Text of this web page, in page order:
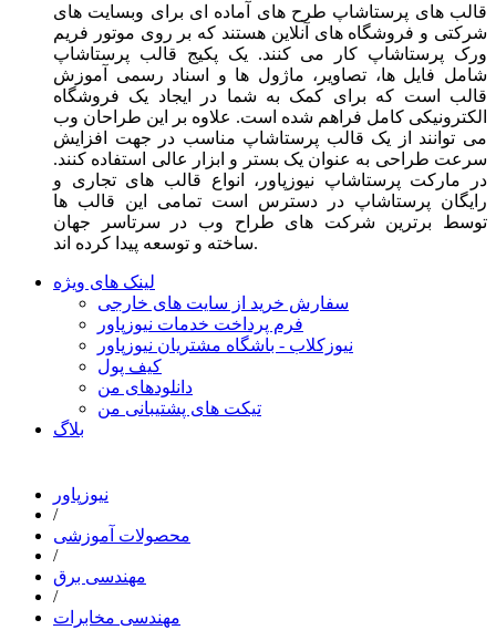
قالب های پرستاشاپ طرح های آماده ای برای وبسایت های
شرکتی و فروشگاه های آنلاین هستند که بر روی موتور فریم
ورک پرستاشاپ کار می کنند. یک پکیج قالب پرستاشاپ
شامل فایل ها، تصاویر، ماژول ها و اسناد رسمی آموزش
قالب است که برای کمک به شما در ایجاد یک فروشگاه
الکترونیکی کامل فراهم شده است. علاوه بر این طراحان وب
می توانند از یک قالب پرستاشاپ مناسب در جهت افزایش
سرعت طراحی به عنوان یک بستر و ابزار عالی استفاده کنند.
در مارکت پرستاشاپ نیوزپاور، انواع قالب های تجاری و
رایگان پرستاشاپ در دسترس است تمامی این قالب ها
توسط برترین شرکت های طراح وب در سرتاسر جهان
ساخته و توسعه پیدا کرده اند.
لینک های ویژه
سفارش خرید از سایت های خارجی
فرم پرداخت خدمات نیوزپاور
نیوزکلاب - باشگاه مشتریان نیوزپاور
کیف پول
دانلودهای من
تیکت های پشتیبانی من
بلاگ
نیوزپاور
/
محصولات آموزشی
/
مهندسی برق
/
مهندسی مخابرات